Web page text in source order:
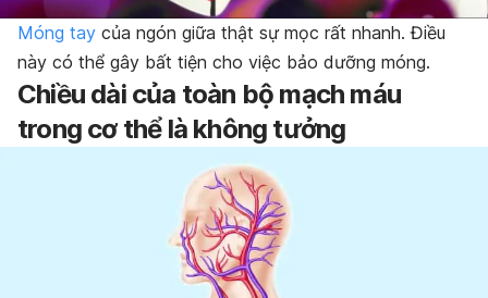
Móng tay của ngón giữa thật sự mọc rất nhanh. Điều
này có thể gây bất tiện cho việc bảo dưỡng móng.
Chiều dài của toàn bộ mạch máu
trong cơ thể là không tưởng